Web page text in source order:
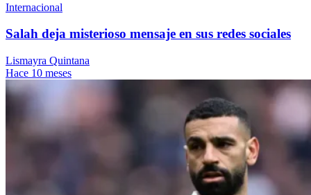
Internacional
Salah deja misterioso mensaje en sus redes sociales
Lismayra Quintana
Hace 10 meses